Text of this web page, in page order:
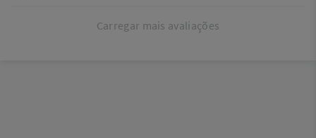
Carregar mais avaliações